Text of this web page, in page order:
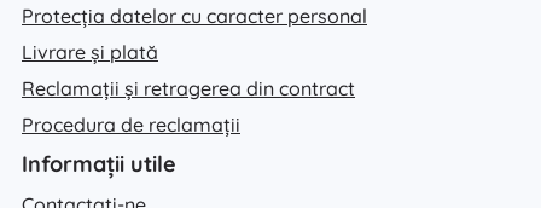
Protecția datelor cu caracter personal
Livrare și plată
Reclamații și retragerea din contract
Procedura de reclamații
Informații utile